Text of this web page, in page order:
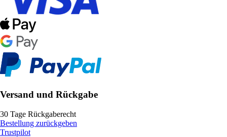
Versand und Rückgabe
30 Tage Rückgaberecht
Bestellung zurückgeben
Trustpilot